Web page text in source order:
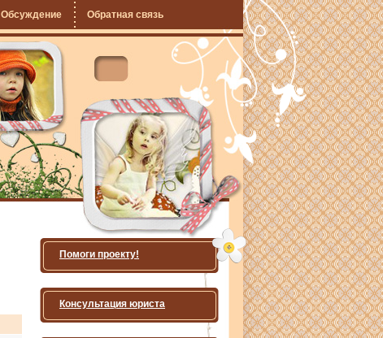
Обсуждение Обратная связь
Помоги проекту!
Консультация юриста